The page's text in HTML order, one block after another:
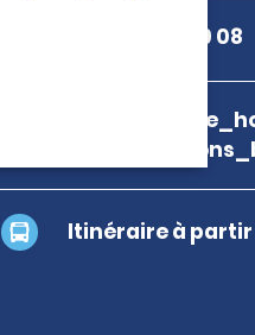
+33 3 80 53 09 08
Itinéraire à